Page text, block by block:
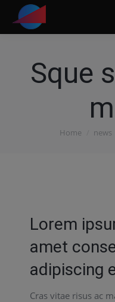
Sque
You are here:
Home news
Lorem
amet
adipiscing
Cras vitae risus ac